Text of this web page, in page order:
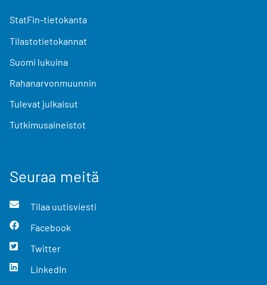
StatFin-tietokanta
Tilastotietokannat
Suomi lukuina
Rahanarvonmuunnin
Tulevat julkaisut
Tutkimusaineistot
Seuraa meitä
Tilaa uutisviesti
Facebook
Twitter
LinkedIn